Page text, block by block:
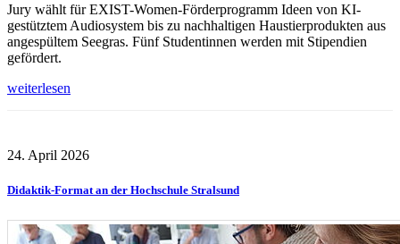
Jury wählt für EXIST-Women-Förderprogramm Ideen von KI-
gestütztem Audiosystem bis zu nachhaltigen Haustierprodukten aus
angespültem Seegras. Fünf Studentinnen werden mit Stipendien
gefördert.
weiterlesen
24. April 2026
Didaktik-Format an der Hochschule Stralsund